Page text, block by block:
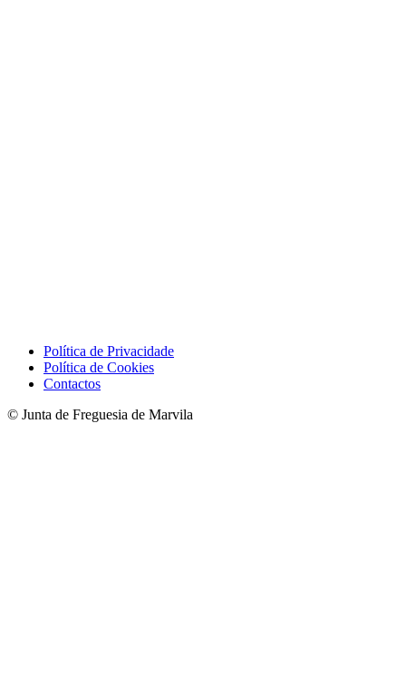
Política de Privacidade
Política de Cookies
Contactos
© Junta de Freguesia de Marvila